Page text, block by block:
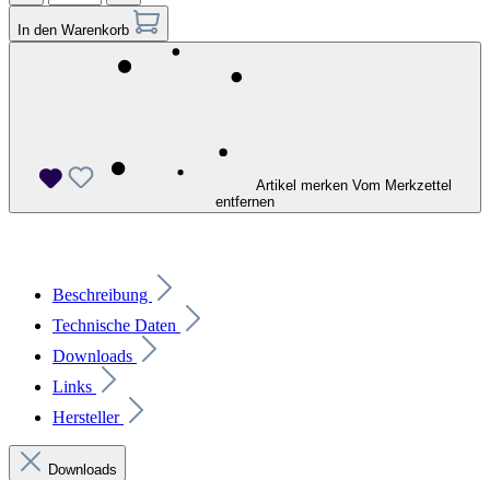
In den Warenkorb
Artikel merken Vom Merkzettel
entfernen
Beschreibung
Technische Daten
Downloads
Links
Hersteller
Downloads